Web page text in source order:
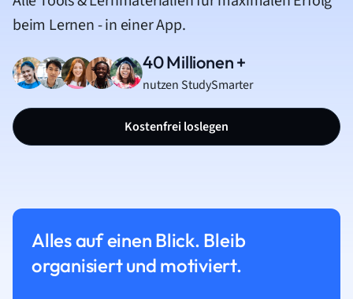
beim Lernen - in einer App.
40 Millionen +
nutzen StudySmarter
Kostenfrei loslegen
Alles auf einen Blick. Bleib
organisiert und motiviert.